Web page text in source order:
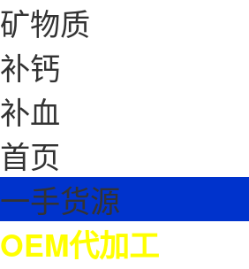
矿物质
补钙
补血
首页
一手货源
OEM代加工